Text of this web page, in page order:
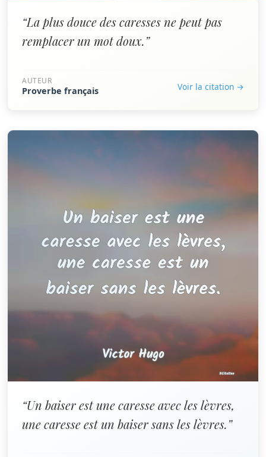
“La plus douce des caresses ne peut pas
remplacer un mot doux.”
AUTEUR
Proverbe français Voir la citation →
“Un baiser est une caresse avec les lèvres,
une caresse est un baiser sans les lèvres.”